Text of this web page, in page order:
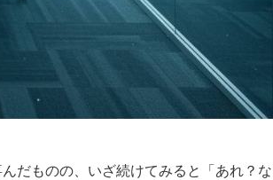
だものの、いざ続けてみると「あれ？